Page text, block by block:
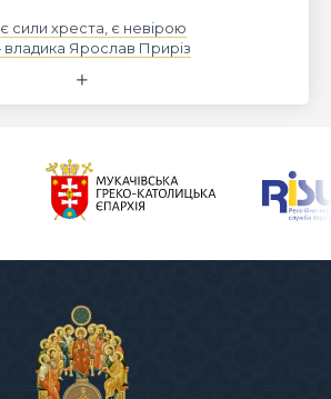
сили хреста, є невірою
владика Ярослав Приріз